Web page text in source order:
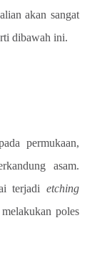
akan sangat
dibawah ini.
permukaan,
asam.
terjadi etching
poles